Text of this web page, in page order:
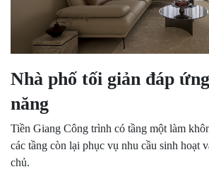
Nhà phố tối giản đáp
năng
Tiền Giang Công trình có tầng một làm
các tầng còn lại phục vụ nhu cầu sinh hoạt
chủ.